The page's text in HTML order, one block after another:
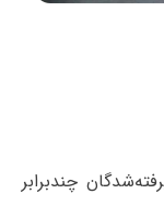
چندبرابر